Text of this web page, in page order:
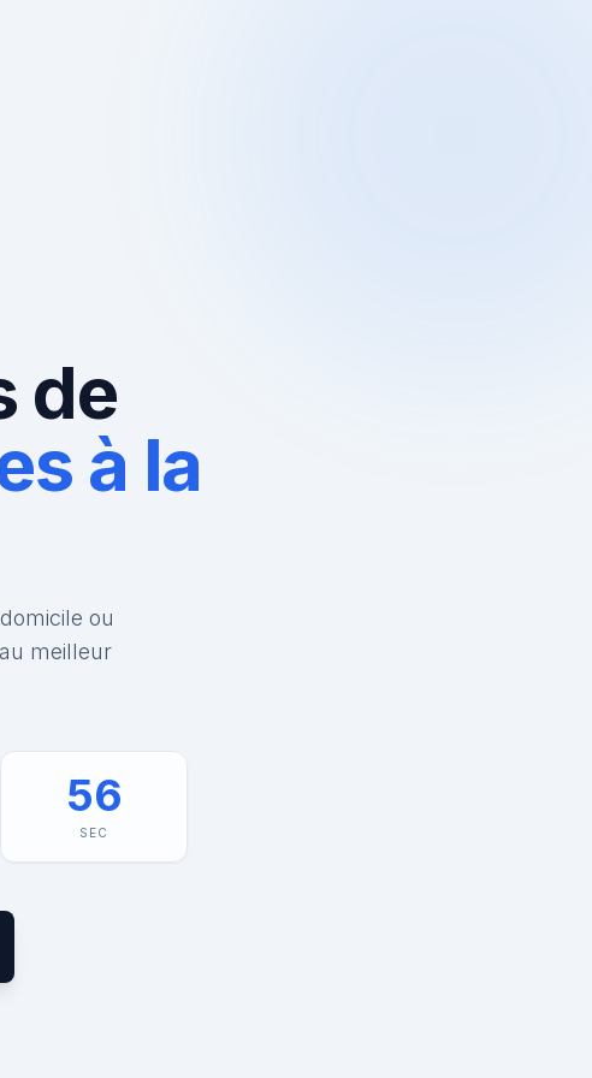
de
à la
ou
meilleur
56
SEC